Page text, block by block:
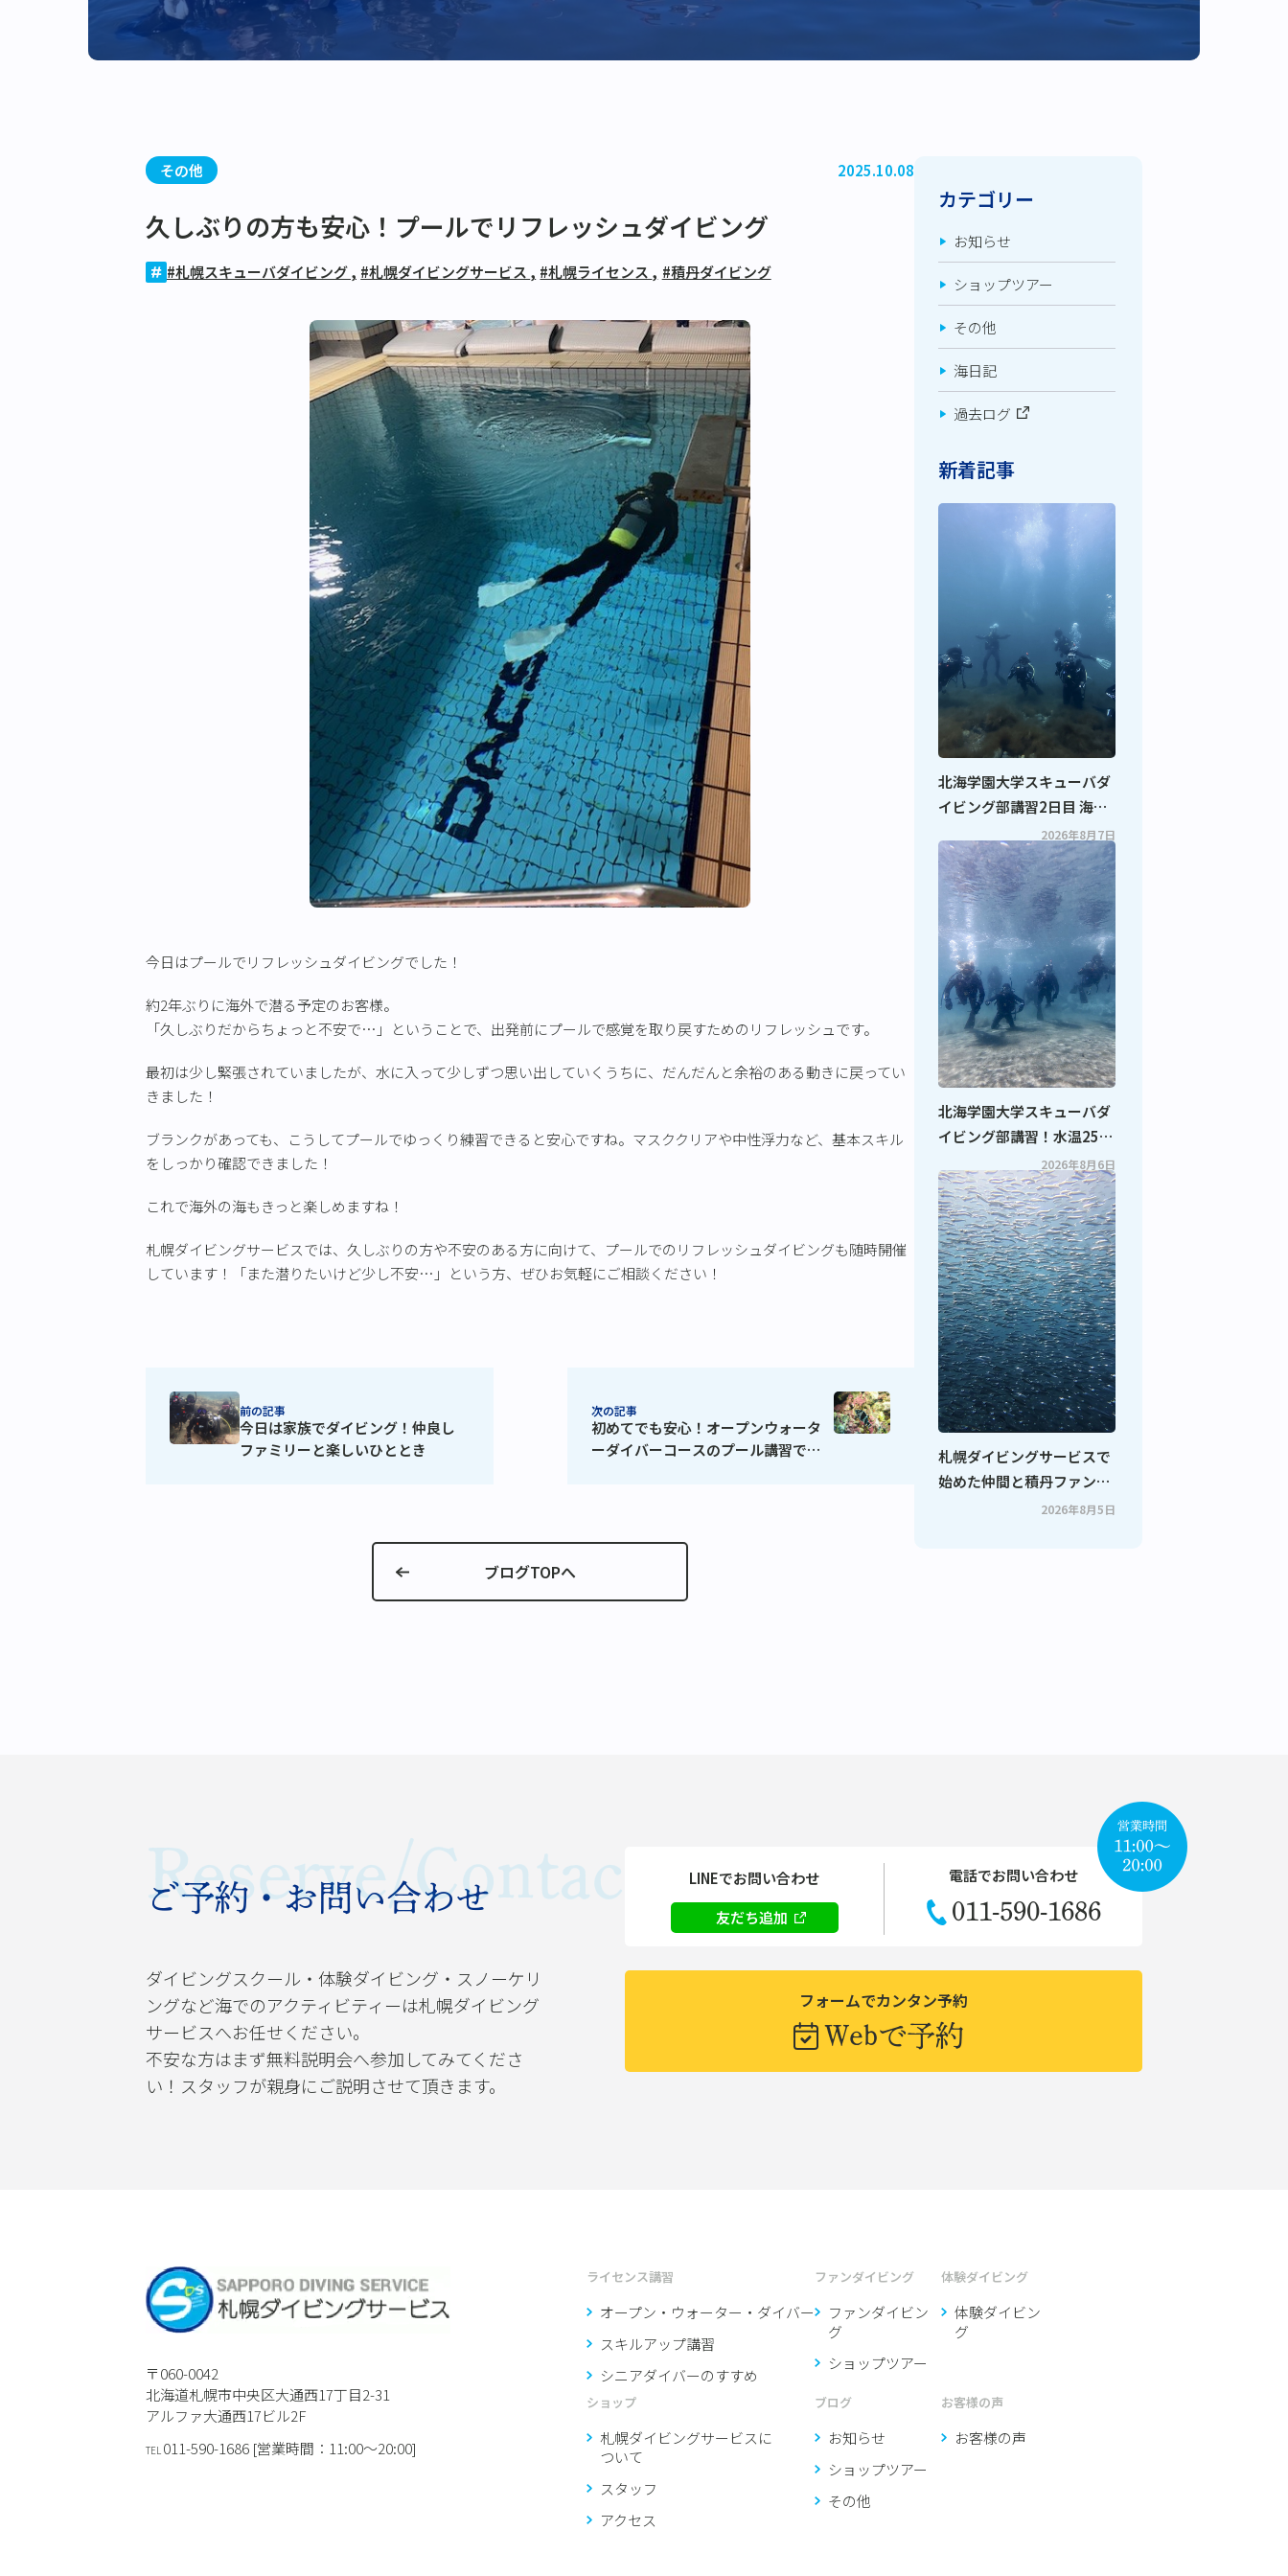
その他 2025.10.08
久しぶりの方も安心！プールでリフレッシュダイビング
#札幌スキューバダイビング, #札幌ダイビングサービス , #札幌ライセンス , #積丹ダイビング
今日はプールでリフレッシュダイビングでした！
約2年ぶりに海外で潜る予定のお客様。
「久しぶりだからちょっと不安で…」ということで、出発前にプールで感覚を取り戻すためのリフレッシュです。
最初は少し緊張されていましたが、水に入って少しずつ思い出していくうちに、だんだんと余裕のある動きに戻ってい
きました！
ブランクがあっても、こうしてプールでゆっくり練習できると安心ですね。マスククリアや中性浮力など、基本スキル
をしっかり確認できました！
これで海外の海もきっと楽しめますね！
札幌ダイビングサービスでは、久しぶりの方や不安のある方に向けて、プールでのリフレッシュダイビングも随時開催
しています！「また潜りたいけど少し不安…」という方、ぜひお気軽にご相談ください！
前の記事
今日は家族でダイビング！仲良し
ファミリーと楽しいひととき
次の記事
初めてでも安心！オープンウォータ
ーダイバーコースのプール講習でド
ブログTOPへ
カテゴリー
お知らせ
ショップツアー
その他
海日記
過去ログ
新着記事
北海学園大学スキューバダ
イビング部講習2日目 海を
楽しみながら成長しました
2026年8月7日
北海学園大学スキューバダ
イビング部講習！水温25度
の最高のコンディションで
スキルアップ！
2026年8月6日
札幌ダイビングサービスで
始めた仲間と積丹ファンダ
2026年8月5日
Reserve/Contact
ご予約・お問い合わせ
ダイビングスクール・体験ダイビング・スノーケリ
ングなど海でのアクティビティーは札幌ダイビング
サービスへお任せください。
不安な方はまず無料説明会へ参加してみてくださ
い！スタッフが親身にご説明させて頂きます。
LINEでお問い合わせ
友だち追加
電話でお問い合わせ
011-590-1686
フォームでカンタン予約
Webで予約
〒060-0042
北海道札幌市中央区大通西17丁目2-31
アルファ大通西17ビル2F
TEL 011-590-1686 [営業時間：11:00〜20:00]
ライセンス講習
オープン・ウォーター・ダイバー
スキルアップ講習
シニアダイバーのすすめ
ファンダイビング
ファンダイビン
グ
ショップツアー
体験ダイビング
体験ダイビン
グ
ショップ
札幌ダイビングサービスに
ついて
スタッフ
アクセス
ブログ
お知らせ
ショップツアー
その他
お客様の声
お客様の声